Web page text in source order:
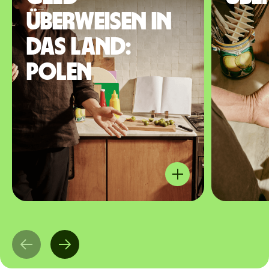
überweisen in
das Land:
Polen